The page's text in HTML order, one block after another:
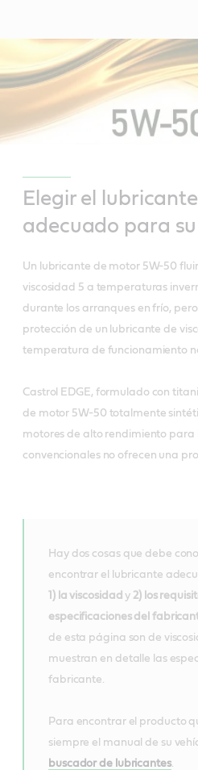
Elegir el
adecuado para
Un lubricante de motor 5W-50
viscosidad 5 a temperaturas
durante los arranques en frío,
protección de un lubricante de
temperatura de funcionamiento
Castrol EDGE, formulado con
de motor 5W-50 totalmente
motores de alto rendimiento para
convencionales no ofrecen una
Hay dos cosas que debe
encontrar el lubricante
1) la viscosidad y 2) los
especificaciones del
de esta página son de
muestran en detalle las
fabricante.
Para encontrar el producto
siempre el manual de su
buscador de lubricantes.